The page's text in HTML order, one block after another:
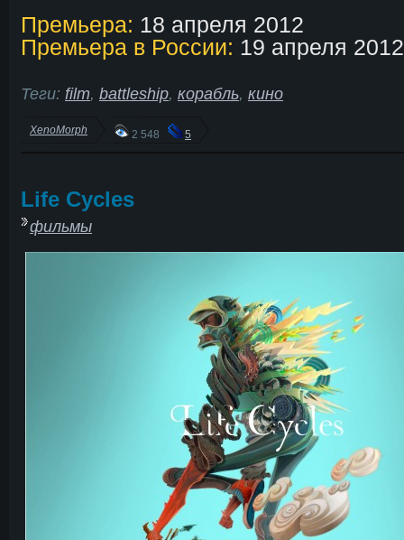
Премьера: 18 апреля 2012
Премьера в России: 19 апреля 2012
Теги: film, battleship, корабль, кино
XenoMorph 2 548 5
Life Cycles
фильмы